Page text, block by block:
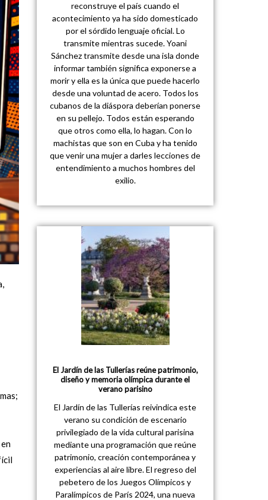
reconstruye el país cuando el
acontecimiento ya ha sido domesticado
por el sórdido lenguaje oficial. Lo
transmite mientras sucede. Yoani
Sánchez transmite desde una isla donde
informar también significa exponerse a
morir y ella es la única que puede hacerlo
desde una voluntad de acero. Todos los
cubanos de la diáspora deberían ponerse
en su pellejo. Todos están esperando
que otros como ella, lo hagan. Con lo
machistas que son en Cuba y ha tenido
que venir una mujer a darles lecciones de
entendimiento a muchos hombres del
exilio.
El Jardín de las Tullerías reúne patrimonio,
diseño y memoria olímpica durante el
verano parisino
El Jardín de las Tullerías reivindica este
verano su condición de escenario
privilegiado de la vida cultural parisina
mediante una programación que reúne
patrimonio, creación contemporánea y
experiencias al aire libre. El regreso del
pebetero de los Juegos Olímpicos y
Paralímpicos de París 2024, una nueva